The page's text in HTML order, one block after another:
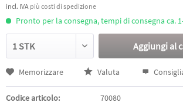
incl. IVA più costi di spedizione
Pronto per la consegna, tempi di consegna ca.
Aggiungi al
Memorizzare Valuta
Codice articolo: 70080